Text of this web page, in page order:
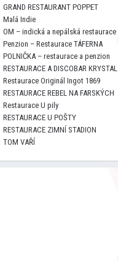
GRAND RESTAURANT POPPET
Malá Indie
OM – indická a nepálská restaurace
Penzion – Restaurace TÁFERNA
POLNIČKA – restaurace a penzion
RESTAURACE A DISCOBAR KRYSTAL
Restaurace Originál Ingot 1869
RESTAURACE REBEL NA FARSKÝCH
Restaurace U pily
RESTAURACE U POŠTY
RESTAURACE ZIMNÍ STADION
TOM VAŘÍ